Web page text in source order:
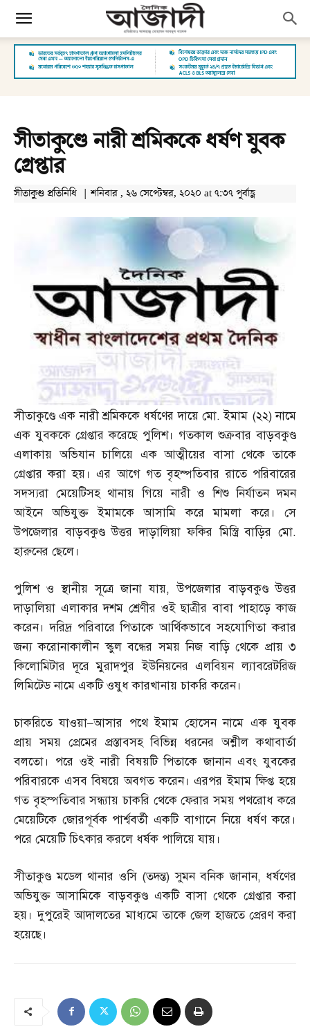
সীতাকুণ্ডে নারী শ্রমিককে ধর্ষণ যুবক
গ্রেপ্তার
সীতাকুণ্ড প্রতিনিধি | শনিবার , ২৬ সেপ্টেম্বর, ২০২০ at ৭:৩৭ পূর্বাহ্ণ
সীতাকুণ্ডে এক নারী শ্রমিককে ধর্ষণের দায়ে মো.ইমাম (২২)নামে
এক যুবককে গ্রেপ্তার করেছে পুলিশ। গতকাল শুক্রবার বাড়বকুণ্ড
এলাকায় অভিযান চালিয়ে এক আত্মীয়ের বাসা থেকে তাকে
গ্রেপ্তার করা হয়। এর আগে গত বৃহস্পতিবার রাতে পরিবারের
সদস্যরা মেয়েটিসহ থানায় গিয়ে নারী ও শিশু নির্যাতন দমন
আইনে অভিযুক্ত ইমামকে আসামি করে মামলা করে। সে
উপজেলার বাড়বকুণ্ড উত্তর দাড়ালিয়া ফকির মিস্ত্রি বাড়ির মো.
হারুনের ছেলে।
পুলিশ ও স্থানীয় সূত্রে জানা যায়,উপজেলার বাড়বকুণ্ড উত্তর
দাড়ালিয়া এলাকার দশম শ্রেণীর ওই ছাত্রীর বাবা পাহাড়ে কাজ
করেন। দরিদ্র পরিবারে পিতাকে আর্থিকভাবে সহযোগিতা করার
জন্য করোনাকালীন স্কুল বন্ধের সময় নিজ বাড়ি থেকে প্রায় ৩
কিলোমিটার দূরে মুরাদপুর ইউনিয়নের এলবিয়ন ল্যাবরেটরিজ
লিমিটেড নামে একটি ওষুধ কারখানায় চাকরি করেন।
চাকরিতে যাওয়া–আসার পথে ইমাম হোসেন নামে এক যুবক
প্রায় সময় প্রেমের প্রস্তাবসহ বিভিন্ন ধরনের অশ্লীল কথাবার্তা
বলতো। পরে ওই নারী বিষয়টি পিতাকে জানান এবং যুবকের
পরিবারকে এসব বিষয়ে অবগত করেন। এরপর ইমাম ক্ষিপ্ত হয়ে
গত বৃহস্পতিবার সন্ধ্যায় চাকরি থেকে ফেরার সময় পথরোধ করে
মেয়েটিকে জোরপূর্বক পার্শ্ববর্তী একটি বাগানে নিয়ে ধর্ষণ করে।
পরে মেয়েটি চিৎকার করলে ধর্ষক পালিয়ে যায়।
সীতাকুণ্ড মডেল থানার ওসি (তদন্ত)সুমন বনিক জানান, ধর্ষণের
অভিযুক্ত আসামিকে বাড়বকুণ্ড একটি বাসা থেকে গ্রেপ্তার করা
হয়। দুপুরেই আদালতের মাধ্যমে তাকে জেল হাজতে প্রেরণ করা
হয়েছে।